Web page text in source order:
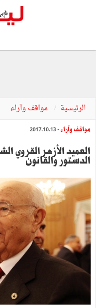
الرئيسية مواقف وآراء
مواقف وآراء- 2017.10.13
العميد الأزهر القروي
الدستور والقانون